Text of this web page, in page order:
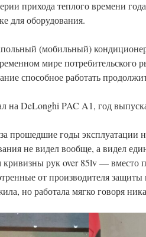
прихода теплого времени
для оборудования.
(мобильный)
мире потребительского
способное работать
на DeLonghi PAC A1, год
прошедшие годы эксплуатации
не видел вообще, а видел
кривизны рук over 85lv —
от производителя
но работала мягко говоря